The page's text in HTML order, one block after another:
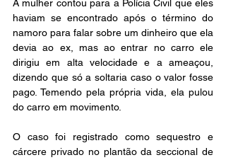
A mulher contou para a Polícia Civil que eles
haviam se encontrado após o término do
namoro para falar sobre um dinheiro que ela
devia ao ex, mas ao entrar no carro ele
dirigiu em alta velocidade e a ameaçou,
dizendo que só a soltaria caso o valor fosse
pago. Temendo pela própria vida, ela pulou
do carro em movimento.
O caso foi registrado como sequestro e
cárcere privado no plantão da seccional de